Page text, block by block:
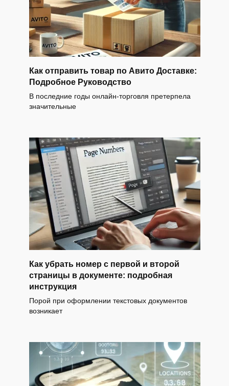
Как отправить товар по Авито Доставке:
Подробное Руководство
В последние годы онлайн-торговля претерпела
значительные
Как убрать номер с первой и второй
страницы в документе: подробная
инструкция
Порой при оформлении текстовых документов
возникает